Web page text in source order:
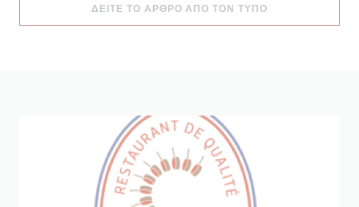
ΔΕΊΤΕ ΤΟ ΆΡΘΡΟ ΑΠΌ ΤΟΝ ΤΎΠΟ((ΑΝΟΊΓΕΙ ΣΕ